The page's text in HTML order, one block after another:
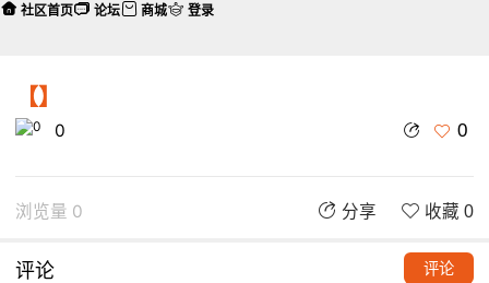
【】
0 0
浏览量 0 分享 收藏 0
评论 评论
社区首页 论坛 商城 登录